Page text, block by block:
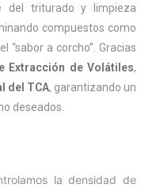
del triturado y limpieza
compuestos como
“sabor a corcho”. Gracias
Extracción de Volátiles,
del TCA, garantizando un
deseados.
la densidad de